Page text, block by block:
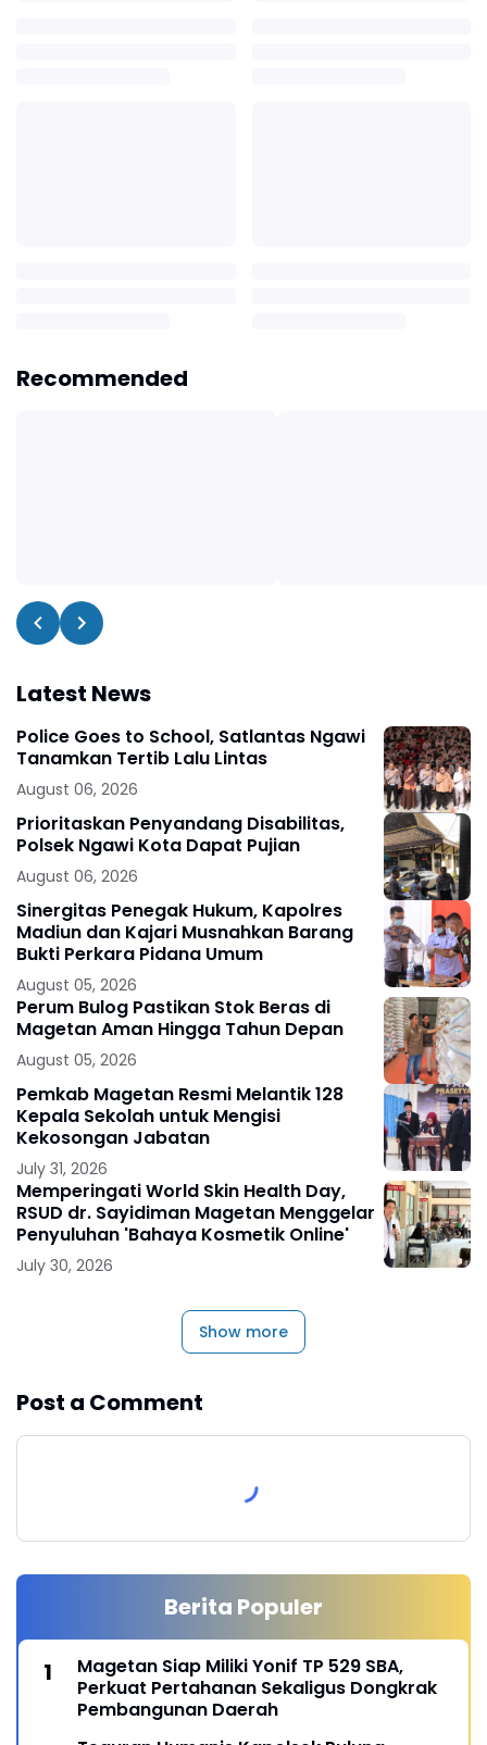
Recommended
Latest News
Police Goes to School, Satlantas Ngawi
Tanamkan Tertib Lalu Lintas
August 06, 2026
Prioritaskan Penyandang Disabilitas,
Polsek Ngawi Kota Dapat Pujian
August 06, 2026
Sinergitas Penegak Hukum, Kapolres
Madiun dan Kajari Musnahkan Barang
Bukti Perkara Pidana Umum
August 05, 2026
Perum Bulog Pastikan Stok Beras di
Magetan Aman Hingga Tahun Depan
August 05, 2026
Pemkab Magetan Resmi Melantik 128
Kepala Sekolah untuk Mengisi
Kekosongan Jabatan
July 31, 2026
Memperingati World Skin Health Day,
RSUD dr. Sayidiman Magetan Menggelar
Penyuluhan 'Bahaya Kosmetik Online'
July 30, 2026
Show more
Post a Comment
Berita Populer
Magetan Siap Miliki Yonif TP 529 SBA,
Perkuat Pertahanan Sekaligus Dongkrak
Pembangunan Daerah